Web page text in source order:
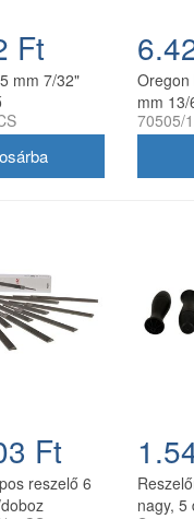
Ft
mm 7/32"
12
Oregon
mm 13/
70505/
Ft
reszelő 6
nagy, 5